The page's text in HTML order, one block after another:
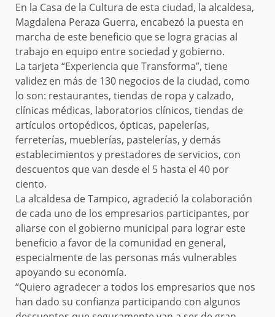
En la Casa de la Cultura de esta ciudad, la alcaldesa,
Magdalena Peraza Guerra, encabezó la puesta en
marcha de este beneficio que se logra gracias al
trabajo en equipo entre sociedad y gobierno.
La tarjeta “Experiencia que Transforma”, tiene
validez en más de 130 negocios de la ciudad, como
lo son: restaurantes, tiendas de ropa y calzado,
clínicas médicas, laboratorios clínicos, tiendas de
artículos ortopédicos, ópticas, papelerías,
ferreterías, mueblerías, pastelerías, y demás
establecimientos y prestadores de servicios, con
descuentos que van desde el 5 hasta el 40 por
ciento.
La alcaldesa de Tampico, agradeció la colaboración
de cada uno de los empresarios participantes, por
aliarse con el gobierno municipal para lograr este
beneficio a favor de la comunidad en general,
especialmente de las personas más vulnerables
apoyando su economía.
“Quiero agradecer a todos los empresarios que nos
han dado su confianza participando con algunos